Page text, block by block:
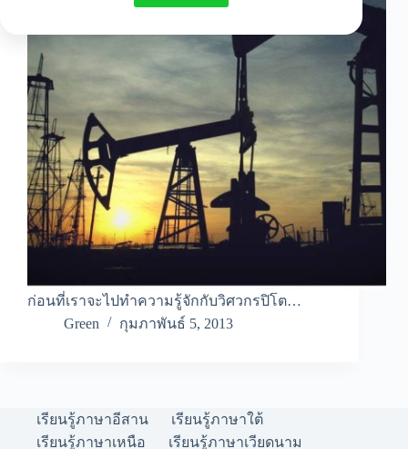
ก่อนที่เราจะไปทำความรู้จักกับวิศวกรปิโต…
Green
กุมภาพันธ์ 5, 2013
เรียนรู้ภาษาอีสาน
เรียนรู้ภาษาใต้
เรียนรู้ภาษาเหนือ
เรียนรู้ภาษาเวียดนาม